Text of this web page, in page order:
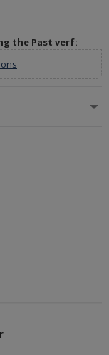
the Past verf:
Gebaseerd op